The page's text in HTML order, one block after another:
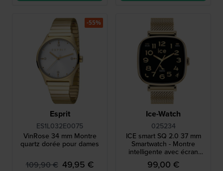
Esprit
ES1L032E0075
VinRose 34 mm Montre
quartz dorée pour dames
109,90 € 49,95 €
-55%
Ice-Watch
025234
ICE smart SQ 2.0 37 mm
Smartwatch - Montre
intelligente avec écran
tactile amolé de 1,70"
99,00 €